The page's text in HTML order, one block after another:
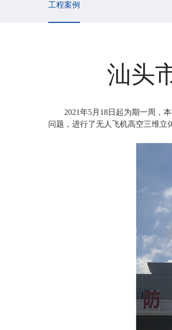
工程案例
汕头
2021年5月18日起为期一周，
问题，进行了无人飞机高空三维立